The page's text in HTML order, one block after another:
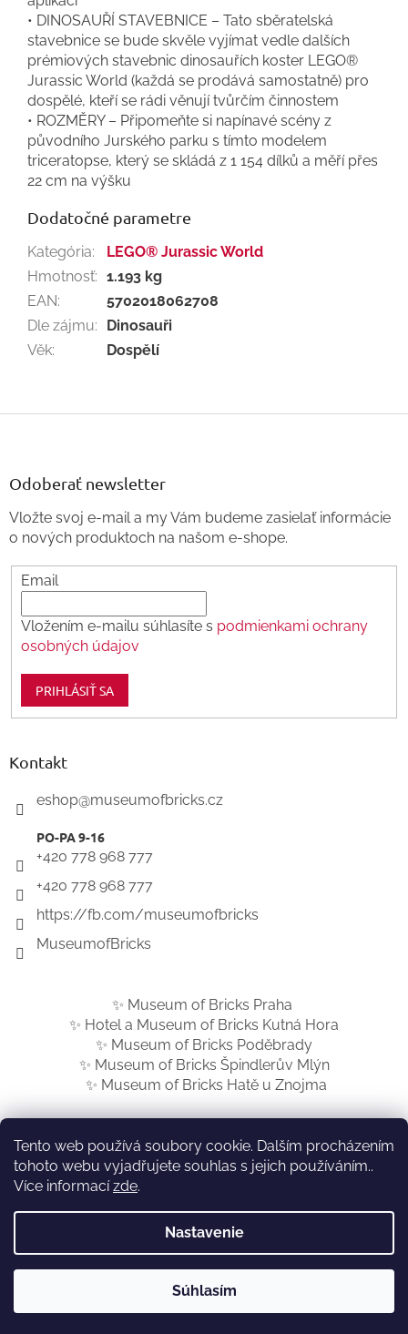
Tento web používá soubory cookie. Dalším procházením
tohoto webu vyjadřujete souhlas s jejich používáním..
Více informacízde.
Nastavenie
Súhlasím
• DINOSAUŘÍ STAVEBNICE – Tato sběratelská
stavebnice se bude skvěle vyjímat vedle dalších
prémiových stavebnic dinosauřích koster LEGO®
Jurassic World (každá se prodává samostatně) pro
dospělé, kteří se rádi věnují tvůrčím činnostem
• ROZMĚRY – Připomeňte si napínavé scény z
původního Jurského parku s tímto modelem
triceratopse, který se skládá z 1 154 dílků a měří přes
22 cm na výšku
Dodatočné parametre
Kategória:
LEGO® Jurassic World
Hmotnosť: 1.193 kg
EAN:
5702018062708
Dle zájmu:
Dinosauři
Věk: Dospělí
Z
Odoberať newsletter
Vložte svoj e-mail a my Vám budeme zasielať informácie
o nových produktoch na našom e-shope.
Email
Vložením e-mailu súhlasíte s podmienkami ochrany
osobných údajov
PRIHLÁSIŤ SA
Kontakt
eshop@museumofbricks.cz
+420 778 968 777
+420 778 968 777
https://fb.com/museumofbricks
MuseumofBricks
✨ Museum of Bricks Praha
✨ Hotel a Museum of Bricks Kutná Hora
✨ Museum of Bricks Poděbrady
✨ Museum of Bricks Špindlerův Mlýn
✨ Museum of Bricks Hatě u Znojma
Vytvoril Shoptet
Museum of Bricks SK
vyhradené.Upraviť nastavenie cookies
LEGO® a LEGO logo jsou ochrannými známkami společnosti. ©2022 The